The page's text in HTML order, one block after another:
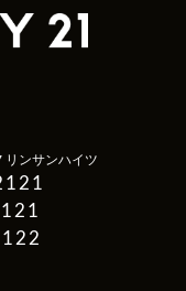
リンサンハイツ